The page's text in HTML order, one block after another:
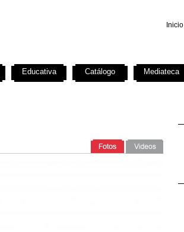
Inicio
Educativa Catálogo Mediateca